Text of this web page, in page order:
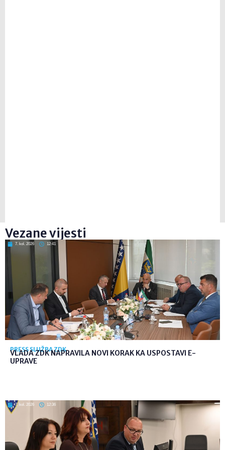
Vezane vijesti
7. kol. 2026 12:41
PRESS SLUŽBA ZDK
VLADA ZDK NAPRAVILA NOVI KORAK KA USPOSTAVI E-
UPRAVE
7. kol. 2026 12:36